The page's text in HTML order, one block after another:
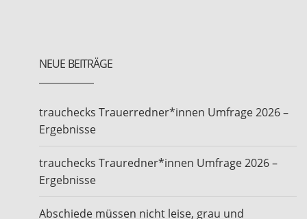
NEUE BEITRÄGE
trauchecks Trauerredner*innen Umfrage 2026 –
Ergebnisse
trauchecks Trauredner*innen Umfrage 2026 –
Ergebnisse
Abschiede müssen nicht leise, grau und